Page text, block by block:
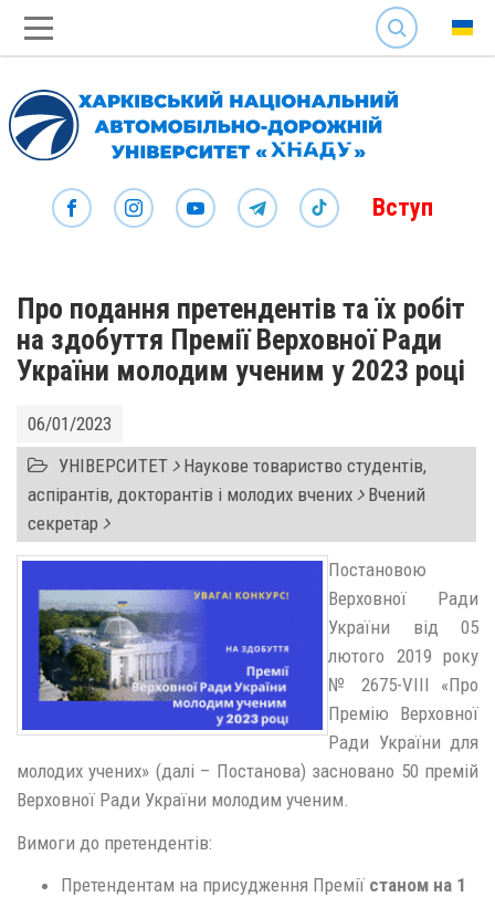
SEARCH
Вступ
Про подання претендентів та їх робіт
на здобуття Премії Верховної Ради
України молодим ученим у 2023 році
06/01/2023
УНІВЕРСИТЕТ Наукове товариство студентів,
аспірантів, докторантів і молодих вчених Вчений
секретар
Постановою
Верховної Ради
України від 05
лютого 2019 року
№ 2675-VIII «Про
Премію Верховної
Ради України для
молодих учених» (далі – Постанова) засновано 50 премій
Верховної Ради України молодим ученим.
Вимоги до претендентів:
Претендентам на присудження Премії станом на 1